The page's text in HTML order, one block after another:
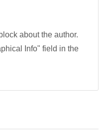
about the author.
Info" field in the